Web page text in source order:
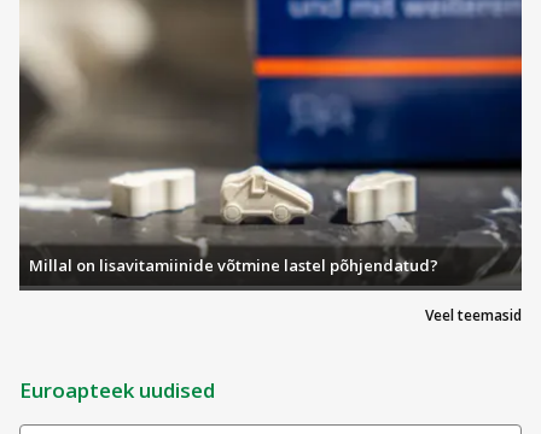
Veel teemasid
Millal on lisavitamiinide võtmine lastel põhjendatud?
Euroapteek uudised